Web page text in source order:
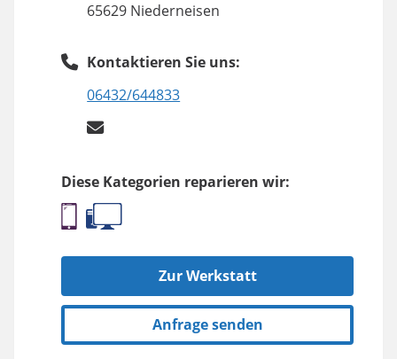
65629 Niederneisen
Kontaktieren Sie uns:
06432/644833
Diese Kategorien reparieren wir:
Zur Werkstatt
Anfrage senden